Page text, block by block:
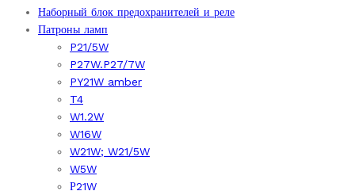
Наборный блок предохранителей и реле
Патроны ламп
P21/5W
P27W.P27/7W
PY21W amber
T4
W1.2W
W16W
W21W; W21/5W
W5W
Р21W